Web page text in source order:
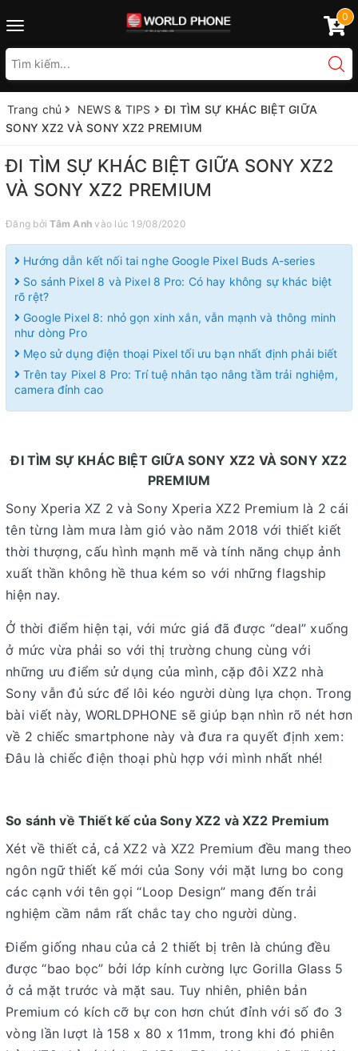
Toggle
0
Trang chủ NEWS & TIPS
ĐI TÌM SỰ KHÁC BIỆT GIỮA
SONY XZ2 VÀ SONY XZ2 PREMIUM
ĐI TÌM SỰ KHÁC BIỆT GIỮA SONY XZ2
VÀ SONY XZ2 PREMIUM
Đăng bởiTâm Anh vào lúc 19/08/2020
Hướng dẫn kết nối tai nghe Google Pixel Buds A-series
So sánh Pixel 8 và Pixel 8 Pro: Có hay không sự khác biệt
rõ rệt?
Google Pixel 8: nhỏ gọn xinh xắn, vẫn mạnh và thông minh
như dòng Pro
Mẹo sử dụng điện thoại Pixel tối ưu bạn nhất định phải biết
Trên tay Pixel 8 Pro: Trí tuệ nhân tạo nâng tầm trải nghiệm,
camera đỉnh cao
ĐI TÌM SỰ KHÁC BIỆT GIỮA SONY XZ2 VÀ SONY XZ2
PREMIUM
Sony Xperia XZ 2 và Sony Xperia XZ2 Premium là 2 cái
tên từng làm mưa làm gió vào năm 2018 với thiết kiết
thời thượng, cấu hình mạnh mẽ và tính năng chụp ảnh
xuất thần không hề thua kém so với những flagship
hiện nay.
Ở thời điểm hiện tại, với mức giá đã được “deal” xuống
ở mức vừa phải so với thị trường chung cùng với
những ưu điểm sử dụng của mình, cặp đôi XZ2 nhà
Sony vẫn đủ sức để lôi kéo người dùng lựa chọn. Trong
bài viết này, WORLDPHONE sẽ giúp bạn nhìn rõ nét hơn
về 2 chiếc smartphone này và đưa ra quyết định xem:
Đâu là chiếc điện thoại phù hợp với mình nhất nhé!
So sánh về Thiết kế của Sony XZ2 và XZ2 Premium
Xét về thiết cả, cả XZ2 và XZ2 Premium đều mang theo
ngôn ngữ thiết kế mới của Sony với mặt lưng bo cong
các cạnh với tên gọi “Loop Design” mang đến trải
nghiệm cầm nắm rất chắc tay cho người dùng.
Điểm giống nhau của cả 2 thiết bị trên là chúng đều
được “bao bọc” bởi lớp kính cường lực Gorilla Glass 5
ở cả mặt trước và mặt sau. Tuy nhiên, phiên bản
Premium có kích cỡ bự con hơn chút đỉnh với số đo 3
vòng lần lượt là 158 x 80 x 11mm, trong khi đó phiên